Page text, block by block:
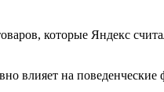
которые Яндекс
влияет на поведенческие